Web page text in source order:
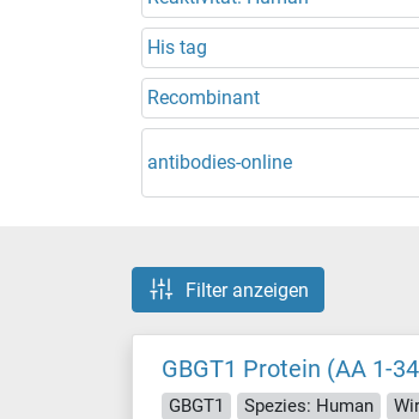
His tag
Recombinant
antibodies-online
Filter anzeigen
GBGT1 Protein (AA 1-
GBGT1 Spezies: Human